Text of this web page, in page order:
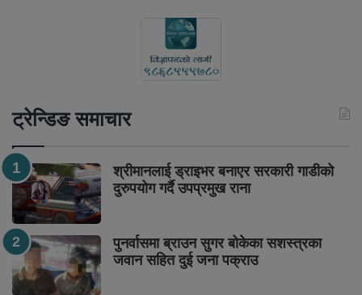
ट्रेन्डिङ समाचार
श्रीमानलाई ड्राइभर बनाएर सरकारी गाडीको
दुरुपयोग गर्दै उपप्रमुख राना
पुनर्वासमा ब्राउन सुगर बोकेका सशस्त्रका
जवान सहित दुई जना पक्राउ